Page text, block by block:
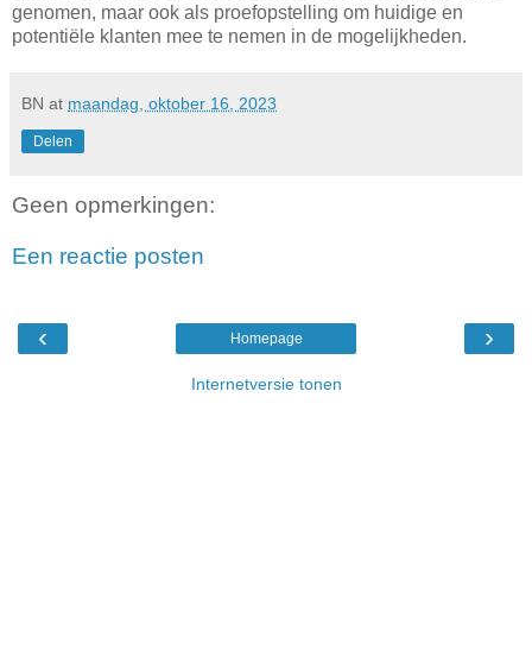
genomen, maar ook als proefopstelling om huidige en
potentiële klanten mee te nemen in de mogelijkheden.
BN at maandag, oktober 16, 2023
Delen
Geen opmerkingen:
Een reactie posten
‹ ›
Homepage
Internetversie tonen